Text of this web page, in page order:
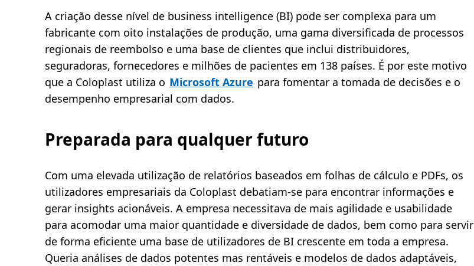
A criação desse nível de business intelligence (BI) pode ser complexa para um
fabricante com oito instalações de produção, uma gama diversificada de processos
regionais de reembolso e uma base de clientes que inclui distribuidores,
seguradoras, fornecedores e milhões de pacientes em 138 países. É por este motivo
que a Coloplast utiliza o Microsoft Azure para fomentar a tomada de decisões e o
desempenho empresarial com dados.
Preparada para qualquer futuro
Com uma elevada utilização de relatórios baseados em folhas de cálculo e PDFs, os
utilizadores empresariais da Coloplast debatiam-se para encontrar informações e
gerar insights acionáveis. A empresa necessitava de mais agilidade e usabilidade
para acomodar uma maior quantidade e diversidade de dados, bem como para servir
de forma eficiente uma base de utilizadores de BI crescente em toda a empresa.
Queria análises de dados potentes mas rentáveis e modelos de dados adaptáveis,